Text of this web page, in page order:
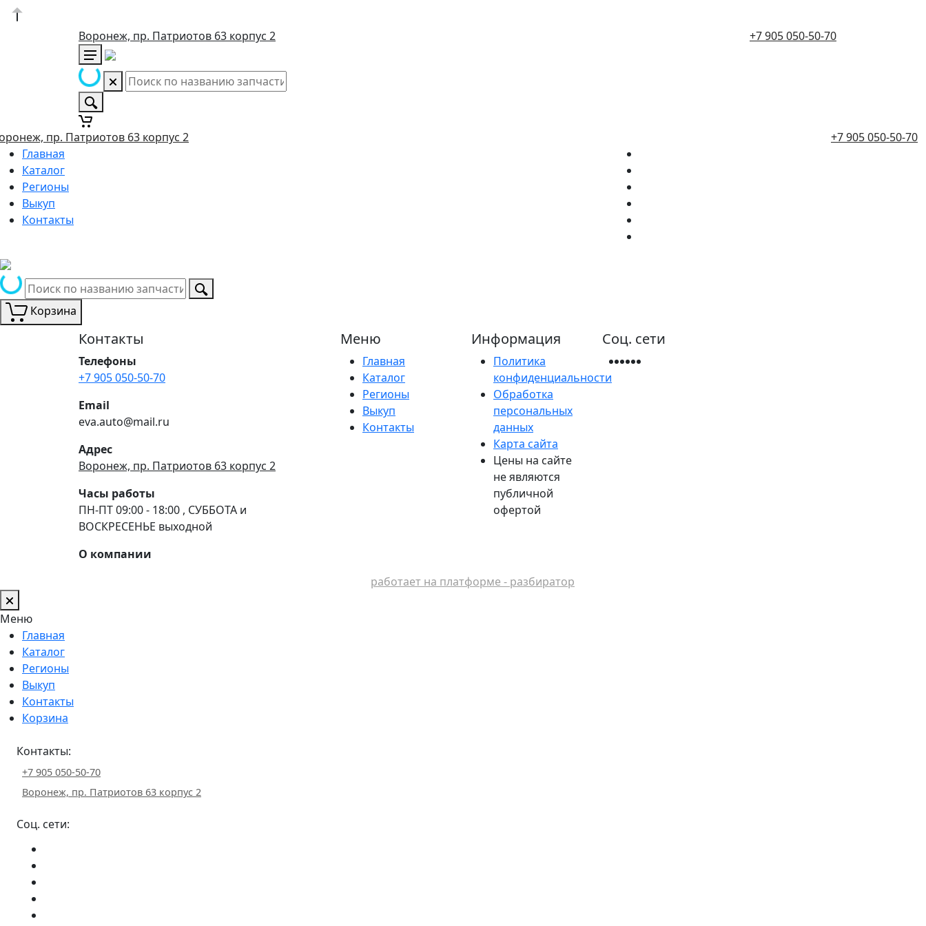
Воронеж, пр. Патриотов 63 корпус 2 +7 905 050-50-70
пр. Патриотов 63 корпус 2
+7 905 050-50-70
Главная
Каталог
Регионы
Выкуп
Контакты
Корзина
Контакты
Телефоны
+7 905 050-50-70
Email
eva.auto@mail.ru
Адрес
Воронеж, пр. Патриотов 63 корпус 2
Часы работы
ПН-ПТ 09:00 - 18:00 , СУББОТА и
ВОСКРЕСЕНЬЕ выходной
О компании
Меню
Главная
Каталог
Регионы
Выкуп
Контакты
Информация
Политика
конфиденциальности
Обработка
персональных
данных
Карта сайта
Цены на сайте
не являются
публичной
офертой
Соц. сети
работает на платформе - разбиратор
Меню
Главная
Каталог
Регионы
Выкуп
Контакты
Корзина
Контакты:
+7 905 050-50-70
Воронеж, пр. Патриотов 63 корпус 2
Соц. сети: